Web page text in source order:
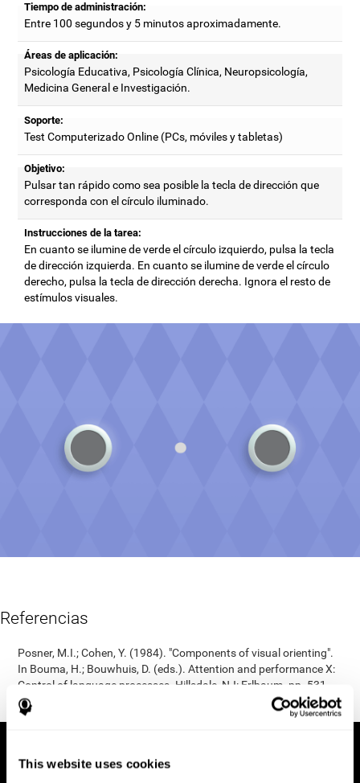
This website uses cookies
Tiempo de administración:
Entre 100 segundos y 5 minutos aproximadamente.
Áreas de aplicación:
Psicología Educativa, Psicología Clínica, Neuropsicología,
Medicina General e Investigación.
Soporte:
Test Computerizado Online (PCs, móviles y tabletas)
Objetivo:
Pulsar tan rápido como sea posible la tecla de dirección que
corresponda con el círculo iluminado.
Instrucciones de la tarea:
En cuanto se ilumine de verde el círculo izquierdo, pulsa la tecla
de dirección izquierda. En cuanto se ilumine de verde el círculo
derecho, pulsa la tecla de dirección derecha. Ignora el resto de
estímulos visuales.
Referencias
Posner, M.I.; Cohen, Y. (1984). "Components of visual orienting".
In Bouma, H.; Bouwhuis, D. (eds.). Attention and performance X:
Control of language processes. Hillsdale, NJ: Erlbaum. pp. 531–
56.